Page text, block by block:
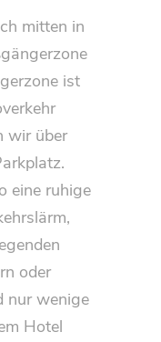
mitten in
ist
wir über
eine ruhige
oder
nur wenige
Hotel